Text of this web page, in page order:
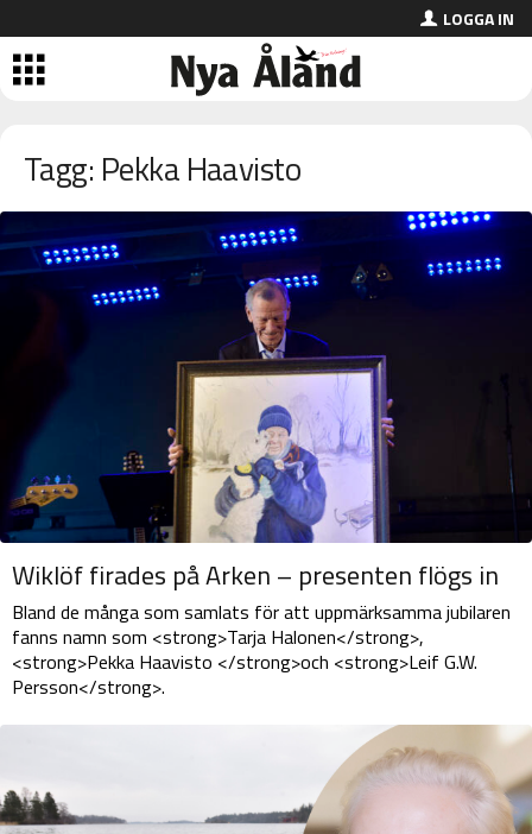
LOGGA IN
Tagg: Pekka Haavisto
Wiklöf firades på Arken – presenten flögs in
Bland de många som samlats för att uppmärksamma jubilaren
fanns namn som <strong>Tarja Halonen</strong>,
<strong>Pekka Haavisto </strong>och <strong>Leif G.W.
Persson</strong>.